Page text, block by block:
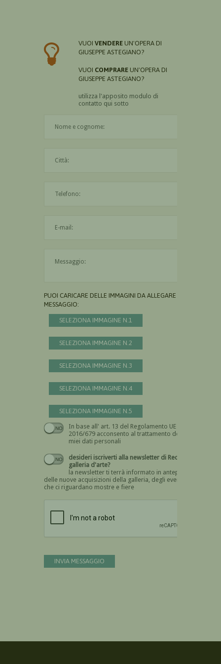
VUOI VENDERE UN'OPERA DI
GIUSEPPE ASTEGIANO?
VUOI COMPRARE UN'OPERA DI
GIUSEPPE ASTEGIANO?
utilizza l'apposito modulo di
contatto qui sotto
PUOI CARICARE DELLE IMMAGINI DA ALLEGARE AL
MESSAGGIO:
SELEZIONA IMMAGINE N.1
SELEZIONA IMMAGINE N.2
SELEZIONA IMMAGINE N.3
SELEZIONA IMMAGINE N.4
SELEZIONA IMMAGINE N.5
In base all' art. 13 del Regolamento UE n.
2016/679 acconsento al trattamento dei
miei dati personali
Devi dare il consenso
desideri iscriverti alla newsletter di Recta
galleria d'arte?
la newsletter ti terrà informato in anteprima
delle nuove acquisizioni della galleria, degli eventi
che ci riguardano mostre e fiere
INVIA MESSAGGIO